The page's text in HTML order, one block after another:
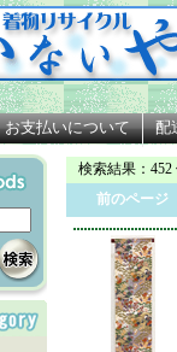
お支払いについて 配
検索結果 ：
前のページ